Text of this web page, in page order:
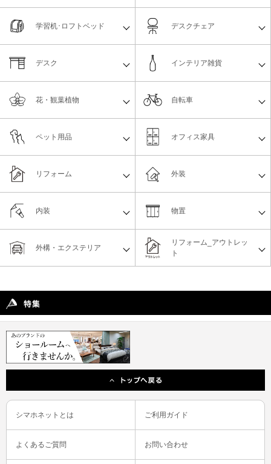
学習机･ロフトベッド デスクチェア
デスク インテリア雑貨
花・観葉植物 自転車
ペット用品 オフィス家具
リフォーム
リフォーム_アウトレッ
ト
物置
外構・エクステリア
外装
内装
シマホネットとは ご利用ガイド
よくあるご質問 お問い合わせ